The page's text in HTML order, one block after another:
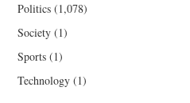
Politics (1,078)
Society (1)
Sports (1)
Technology (1)